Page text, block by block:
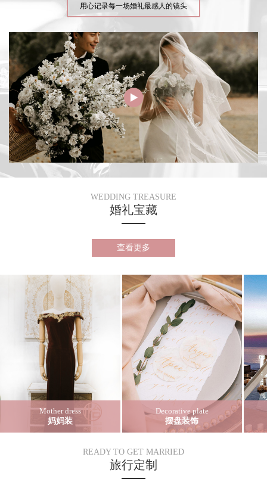
用心记录每一场婚礼最感人的镜头
WEDDING TREASURE
婚礼宝藏
查看更多
Mother dress
妈妈装
Decorative plate
摆盘装饰
READY TO GET MARRIED
旅行定制